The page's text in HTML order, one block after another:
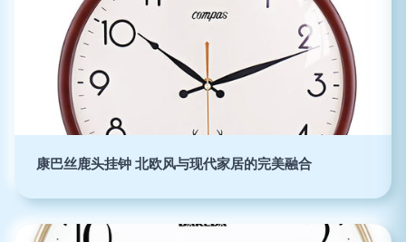
康巴丝鹿头挂钟 北欧风与现代家居的完美融合